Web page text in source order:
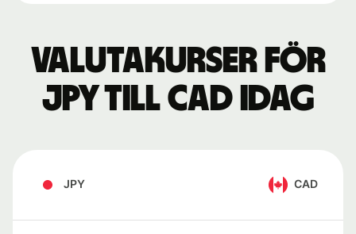
Valutakurser för
JPY till CAD idag
JPY CAD